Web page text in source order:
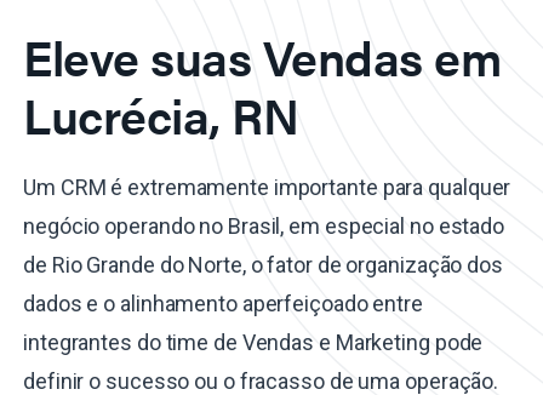
Eleve suas Vendas em
Lucrécia, RN
Um CRM é extremamente importante para qualquer
negócio operando no Brasil, em especial no estado
de Rio Grande do Norte, o fator de organização dos
dados e o alinhamento aperfeiçoado entre
integrantes do time de Vendas e Marketing pode
definir o sucesso ou o fracasso de uma operação.